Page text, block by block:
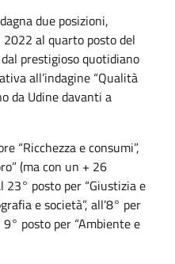
due posizioni,
2022 al quarto posto del
prestigioso quotidiano
all’indagine “Qualità
da Udine davanti a
“Ricchezza e consumi”,
(ma con un + 26
posto per “Giustizia e
e società”, all’8° per
posto per “Ambiente e